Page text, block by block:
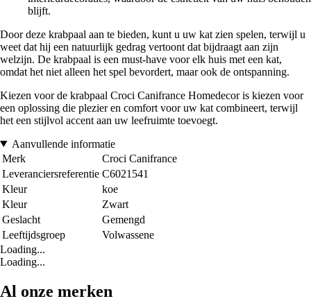
blijft.
Door deze krabpaal aan te bieden, kunt u uw kat zien spelen, terwijl u
weet dat hij een natuurlijk gedrag vertoont dat bijdraagt aan zijn
welzijn. De krabpaal is een must-have voor elk huis met een kat,
omdat het niet alleen het spel bevordert, maar ook de ontspanning.
Kiezen voor de krabpaal Croci Canifrance Homedecor is kiezen voor
een oplossing die plezier en comfort voor uw kat combineert, terwijl
het een stijlvol accent aan uw leefruimte toevoegt.
Aanvullende informatie
Merk
Croci Canifrance
Leveranciersreferentie C6021541
Kleur
koe
Kleur
Zwart
Geslacht
Gemengd
Leeftijdsgroep
Volwassene
Loading...
Loading...
Al onze merken